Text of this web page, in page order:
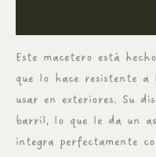
Este macetero está
que lo hace resistente
usar en exteriores. Su
barril, lo que le da un
integra perfectamente